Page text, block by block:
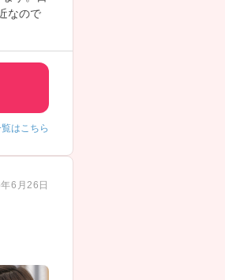
なので
はこちら
6月26日